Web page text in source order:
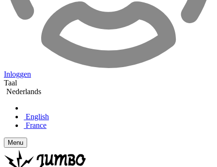
Inloggen
Taal
Nederlands
English
France
Menu